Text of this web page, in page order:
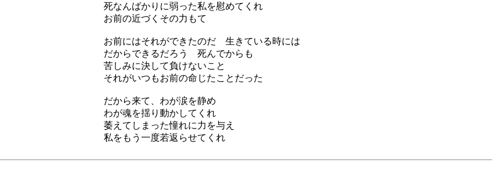
死なんばかりに弱った私を慰めてくれ
お前の近づくその力もて
お前にはそれができたのだ 生きている時には
だからできるだろう 死んでからも
苦しみに決して負けないこと
それがいつもお前の命じたことだった
だから来て、わが涙を静め
わが魂を揺り動かしてくれ
萎えてしまった憧れに力を与え
私をもう一度若返らせてくれ